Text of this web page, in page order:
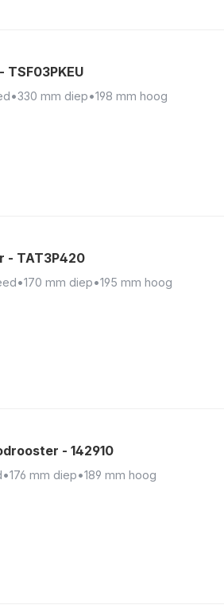
•330 mm diep•198 mm hoog
- TAT3P420
•170 mm diep•195 mm hoog
- 142910
•176 mm diep•189 mm hoog